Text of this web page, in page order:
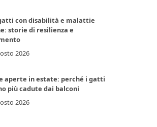
con disabilità e malattie
storie di resilienza e
2026
aperte in estate: perché i gatti
più cadute dai balconi
2026